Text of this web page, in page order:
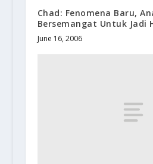
Chad: Fenomena Baru,
Bersemangat Untuk Jadi
June 16, 2006